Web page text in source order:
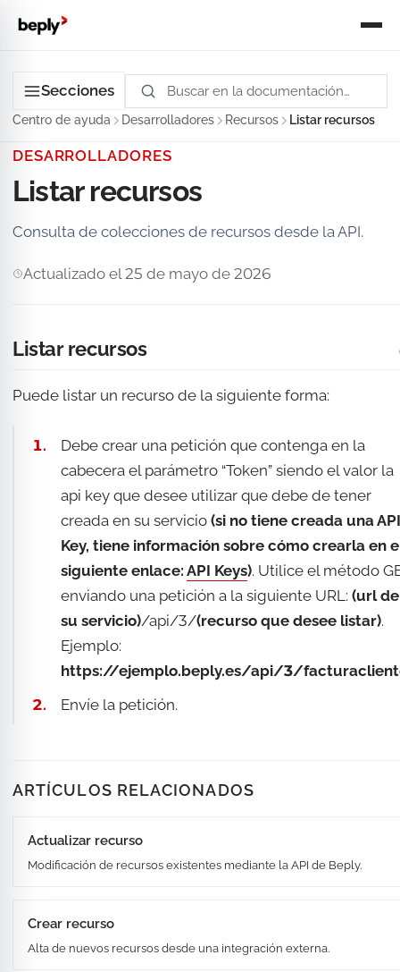
Secciones
Centro de ayuda Desarrolladores Recursos Listar recursos
DESARROLLADORES
Listar recursos
Consulta de colecciones de recursos desde la API.
Actualizado el 25 de mayo de 2026
Listar recursos
Puede listar un recurso de la siguiente forma:
Debe crear una petición que contenga en la
cabecera el parámetro “Token” siendo el valor la
api key que desee utilizar que debe de tener
creada en su servicio (si no tiene creada una API
Key, tiene información sobre cómo crearla en
siguiente enlace: API Keys). Utilice el método
enviando una petición a la siguiente URL: (url de
su servicio)/api/3/(recurso que desee listar).
Ejemplo:
https://ejemplo.beply.es/api/3/
Envíe la petición.
ARTÍCULOS RELACIONADOS
Actualizar recurso
Modificación de recursos existentes mediante la API de Beply.
Crear recurso
Alta de nuevos recursos desde una integración externa.